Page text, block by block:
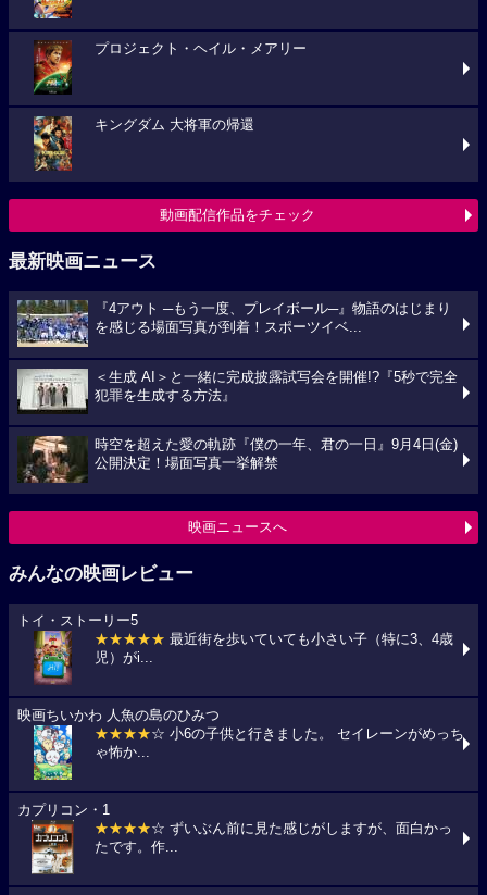
プロジェクト・ヘイル・メアリー
キングダム 大将軍の帰還
動画配信作品をチェック
最新映画ニュース
『4アウト ─もう一度、プレイボール─』物語のはじまり
を感じる場面写真が到着！スポーツイベ...
＜生成 AI＞と一緒に完成披露試写会を開催!?『5秒で完全
犯罪を生成する方法』
時空を超えた愛の軌跡『僕の一年、君の一日』9月4日(金)
公開決定！場面写真一挙解禁
映画ニュースへ
みんなの映画レビュー
トイ・ストーリー5
★★★★★ 最近街を歩いていても小さい子（特に3、4歳
児）がi...
映画ちいかわ 人魚の島のひみつ
★★★★☆ 小6の子供と行きました。 セイレーンがめっち
ゃ怖か...
カプリコン・1
★★★★☆ ずいぶん前に見た感じがしますが、面白かっ
たです。作...